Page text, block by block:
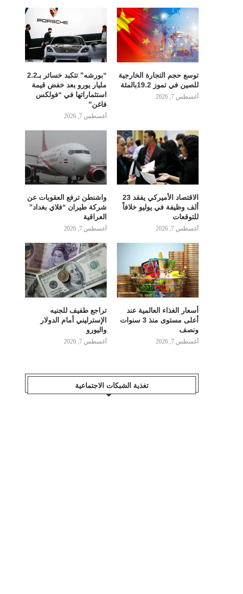
توسع حجم التجارة الخارجية
للصين في تموز 19.2بالمئة
أغسطس 7, 2026
“بورشه” تتكبد خسائر بـ2.2
مليار يورو بعد خفض قيمة
استثماراتها في “فولكس
فاغن”
أغسطس 7, 2026
الاقتصاد الأميركي يفقد 23
ألف وظيفة في يوليو خلافاً
للتوقعات
أغسطس 7, 2026
واشنطن ترفع العقوبات عن
شركة طيران “فلاي بغداد”
العراقية
أغسطس 7, 2026
أسعار الغذاء العالمية عند
أعلى مستوى منذ 3 سنوات
ونصف
أغسطس 7, 2026
تراجع طفيف للجنيه
الإسترليني أمام الدولار
واليورو
أغسطس 7, 2026
تغذية الشبكات الاجتماعية